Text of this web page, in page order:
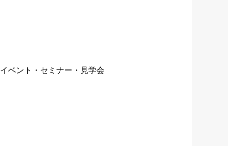
イベント・セミナー・見学会